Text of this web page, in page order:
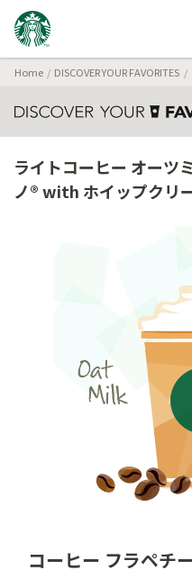
Home DISCOVER YOUR FAVORITES
ライトコーヒー オーツ
ノ® with ホイップクリ
コーヒー フラペチ